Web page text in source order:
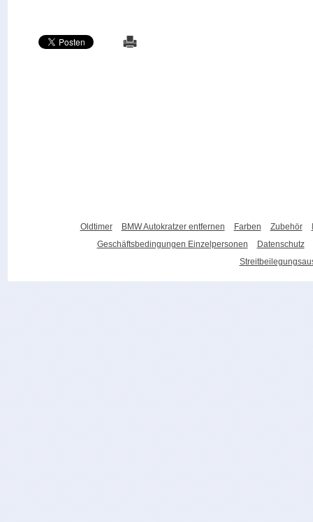
Oldtimer BMW Autokratzer entfernen Farben Zubehör
Geschäftsbedingungen Einzelpersonen
Datenschutz